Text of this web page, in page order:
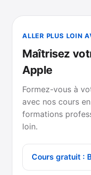
ALLER PLUS LOIN
Maîtrisez
Apple
Formez-vous à
avec nos cours
formations
loin.
Cours gratuit :